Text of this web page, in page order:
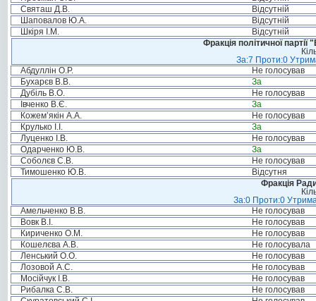
Святаш Д.В.
Відсутній
Шаповалов Ю.А.
Відсутній
Шкіря І.М.
Відсутній
Фракція політичної
За:7 Проти:0
Абдуллін О.Р.
Не голосував
Бухарєв В.В.
За
Дубіль В.О.
Не голосував
Івченко В.Є.
За
Кожем’якін А.А.
Не голосував
Крулько І.І.
За
Луценко І.В.
Не голосував
Одарченко Ю.В.
За
Соболєв С.В.
Не голосував
Тимошенко Ю.В.
Відсутня
Фракція
За:0 Проти:0
Амельченко В.В.
Не голосував
Вовк В.І.
Не голосував
Кириченко О.М.
Не голосував
Кошелєва А.В.
Не голосувала
Ленський О.О.
Не голосував
Лозовой А.С.
Не голосував
Мосійчук І.В.
Не голосував
Рибалка С.В.
Не голосував